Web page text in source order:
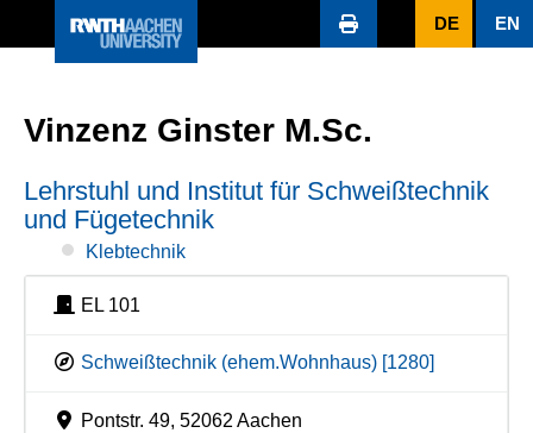
DE EN
Vinzenz Ginster M.Sc.
Lehrstuhl und Institut für Schweißtechnik
und Fügetechnik
Klebtechnik
EL 101
Schweißtechnik (ehem.Wohnhaus) [1280]
Pontstr. 49, 52062 Aachen